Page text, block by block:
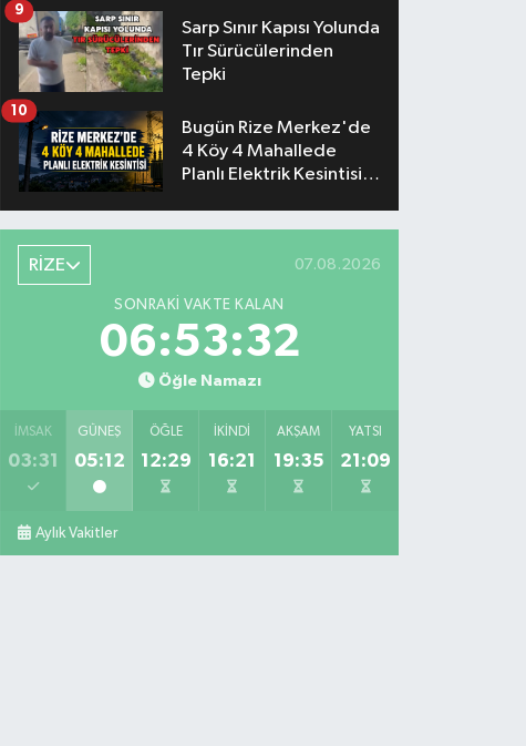
Sarp Sınır Kapısı Yolunda
Tır Sürücülerinden
Tepki
9
Bugün Rize Merkez'de
4 Köy 4 Mahallede
Planlı Elektrik Kesintisi
10
RİZE 07.08.2026
SONRAKI VAKTE KALAN
06:53:32
Öğle Namazı
İMSAK
03:31
GÜNEŞ
05:12
ÖĞLE
12:29
İKINDI
16:21
AKŞAM
19:35
YATSI
21:09
Aylık Vakitler